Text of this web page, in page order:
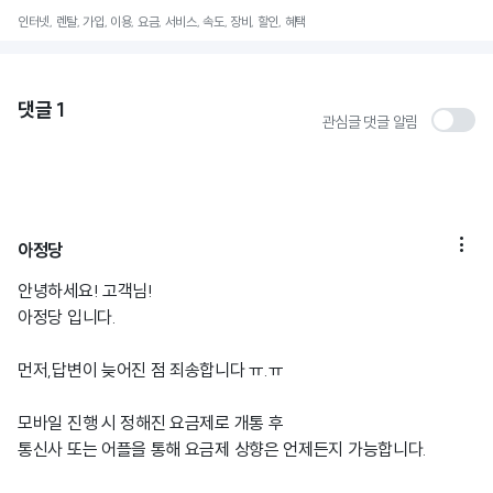
인터넷, 렌탈, 가입, 이용, 요금, 서비스, 속도, 장비, 할인, 혜택
댓글 1 관심글 댓글 알림
아정당 
안녕하세요! 고객님!
아정당 입니다.
먼저,답변이 늦어진 점 죄송합니다 ㅠ.ㅠ
모바일 진행 시 정해진 요금제로 개통 후
통신사 또는 어플을 통해 요금제 상향은 언제든지 가능합니다.